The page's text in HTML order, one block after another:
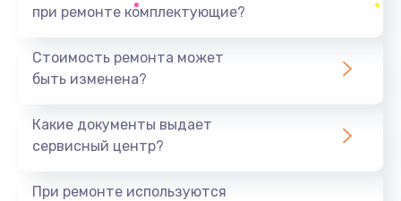
Заказать
Замена стекла
при ремонте комплектующие?
Стоимость ремонта может
быть изменена?
Какие документы выдает
сервисный центр?
При ремонте используются